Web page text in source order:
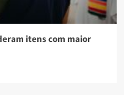
itens com maior